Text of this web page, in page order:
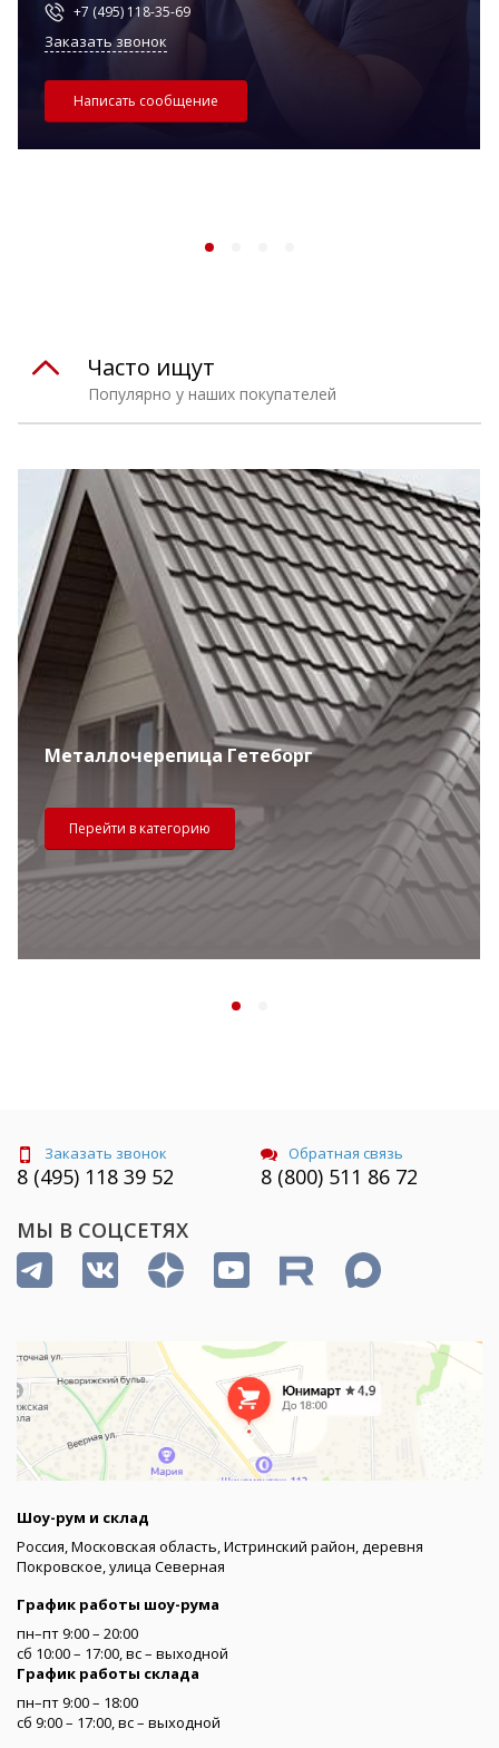
+7 (495) 118-35-69
Заказать звонок
Написать сообщение
Популярно у наших покупателей
Часто ищут
Металлочерепица Гетеборг
Перейти в категорию
Заказать звонок
8 (495) 118 39 52
Обратная связь
8 (800) 511 86 72
МЫ В СОЦСЕТЯХ
Шоу-рум и склад
Россия, Московская область, Истринский район, деревня
Покровское, улица Северная
График работы шоу-рума
пн–пт 9:00 – 20:00
сб 10:00 – 17:00, вс – выходной
График работы склада
пн–пт 9:00 – 18:00
сб 9:00 – 17:00, вс – выходной